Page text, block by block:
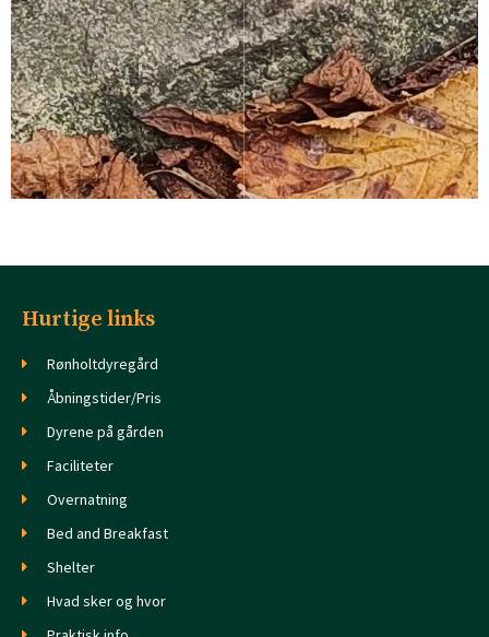
Hurtige links
Rønholtdyregård
Åbningstider/Pris
Dyrene på gården
Faciliteter
Overnatning
Bed and Breakfast
Shelter
Hvad sker og hvor